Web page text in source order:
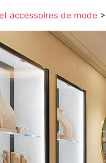
accessoires de mode >